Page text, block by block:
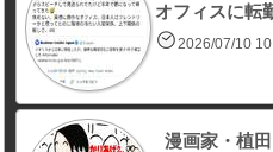
オフィスに転
2026/07/10
漫画家・植